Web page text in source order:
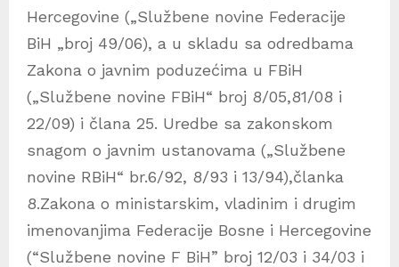
Hercegovine („Službene novine Federacije
BiH „broj 49/06), a u skladu sa odredbama
Zakona o javnim poduzećima u FBiH
(„Službene novine FBiH“ broj 8/05,81/08 i
22/09) i člana 25. Uredbe sa zakonskom
snagom o javnim ustanovama („Službene
novine RBiH“ br.6/92, 8/93 i 13/94),članka
8.Zakona o ministarskim, vladinim i drugim
imenovanjima Federacije Bosne i Hercegovine
(“Službene novine F BiH” broj 12/03 i 34/03 i